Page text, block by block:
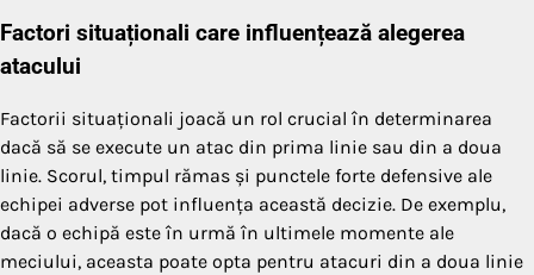
Factori situaționali care influențează alegerea
atacului
Factorii situaționali joacă un rol crucial în determinarea
dacă să se execute un atac din prima linie sau din a doua
linie. Scorul, timpul rămas și punctele forte defensive ale
echipei adverse pot influența această decizie. De exemplu,
dacă o echipă este în urmă în ultimele momente ale
meciului, aceasta poate opta pentru atacuri din a doua linie